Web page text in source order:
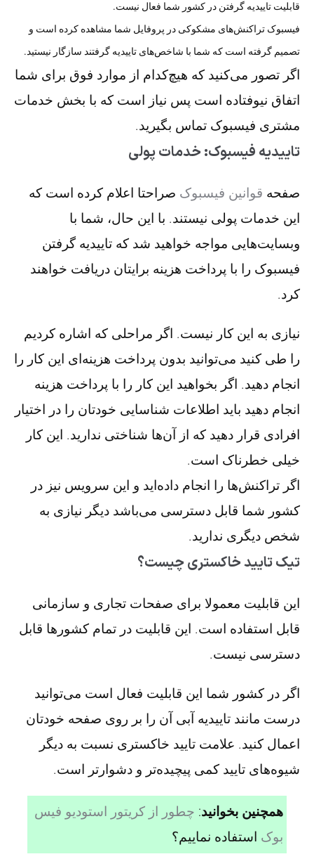
قابلیت تاییدیه گرفتن در کشور شما فعال نیست.
فیسبوک تراکنش‌های مشکوکی در پروفایل شما مشاهده کرده است و
تصمیم گرفته‌ است که شما با شاخص‌های تاییدیه گرفتند سازگار نیستید.
اگر تصور می‌کنید که هیچ‌کدام از موارد فوق برای شما
اتفاق نیوفتاده است پس نیاز است که با بخش خدمات
مشتری فیسبوک تماس بگیرید.
تاییدیه فیسبوک: خدمات پولی
صفحه قوانین فیسبوک صراحتا اعلام کرده است که
این خدمات پولی نیستند. با این حال، شما با
وبسایت‌هایی مواجه خواهید شد که تاییدیه گرفتن
فیسبوک را با پرداخت هزینه برایتان دریافت خواهند
کرد.
نیازی به این کار نیست. اگر مراحلی که اشاره کردیم
را طی کنید می‌توانید بدون پرداخت هزینه‌ای این کار را
انجام دهید. اگر بخواهید این کار را با پرداخت هزینه
انجام دهید باید اطلاعات شناسایی خودتان را در اختیار
افرادی قرار دهید که از آن‌ها شناختی ندارید. این کار
خیلی خطرناک است.
اگر تراکنش‌ها را انجام داده‌اید و این سرویس نیز در
کشور شما قابل دسترسی می‌باشد دیگر نیازی به
شخص دیگری ندارید.
تیک تایید خاکستری چیست؟
این قابلیت معمولا برای صفحات تجاری و سازمانی
قابل استفاده است. این قابلیت در تمام کشورها قابل
دسترسی نیست.
اگر در کشور شما این قابلیت فعال است می‌توانید
درست مانند تاییدیه آبی آن را بر روی صفحه خودتان
اعمال کنید. علامت تایید خاکستری نسبت به دیگر
شیوه‌های تایید کمی پیچیده‌تر و دشوار‌تر است.
همچنین بخوانید: چطور از کریتور استودیو فیس
بوک استفاده نماییم؟